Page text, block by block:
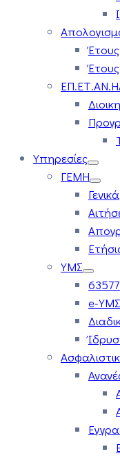
Υπηρεσίες
ΓΕΜΗ
Γενικά
ΥΜΣ
e-ΥΜΣ